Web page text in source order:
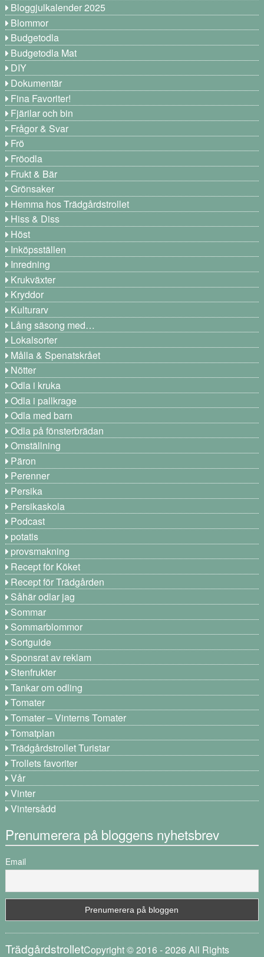
Bloggjulkalender 2025
Blommor
Budgetodla
Budgetodla Mat
DIY
Dokumentär
Fina Favoriter!
Fjärilar och bin
Frågor & Svar
Frö
Fröodla
Frukt & Bär
Grönsaker
Hemma hos Trädgårdstrollet
Hiss & Diss
Höst
Inköpsställen
Inredning
Krukväxter
Kryddor
Kulturarv
Lång säsong med…
Lokalsorter
Målla & Spenatskrået
Nötter
Odla i kruka
Odla i pallkrage
Odla med barn
Odla på fönsterbrädan
Omställning
Päron
Perenner
Persika
Persikaskola
Podcast
potatis
provsmakning
Recept för Köket
Recept för Trädgården
Såhär odlar jag
Sommar
Sommarblommor
Sortguide
Sponsrat av reklam
Stenfrukter
Tankar om odling
Tomater
Tomater – Vinterns Tomater
Tomatplan
Trädgårdstrollet Turistar
Trollets favoriter
Vår
Vinter
Vintersådd
Prenumerera på bloggens nyhetsbrev
Email
TrädgårdstrolletCopyright © 2016 - 2026 All Rights